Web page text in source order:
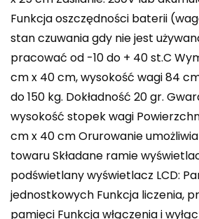
Funkcja oszczędności baterii
stan czuwania gdy nie jest
pracować od -10 do + 40 st.C
cm x 40 cm, wysokość wagi 84
do 150 kg. Dokładność 20 gr.
wysokość stopek wagi
cm x 40 cm Orurowanie
towaru Składane ramie
podświetlany wyświetlacz LCD:
jednostkowych Funkcja liczenia,
pamięci Funkcja włączenia i